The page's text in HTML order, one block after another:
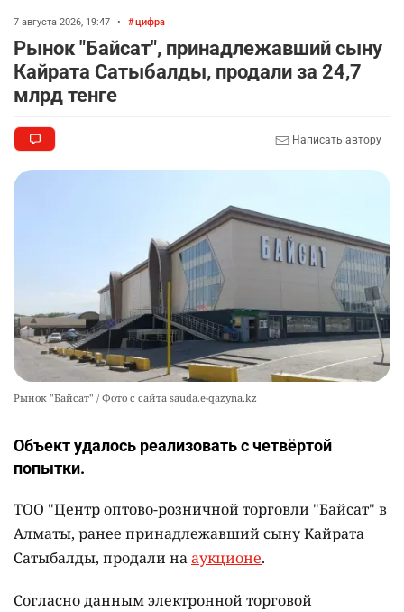
7 августа 2026, 19:47 • цифра
Рынок "Байсат", принадлежавший сыну
Кайрата Сатыбалды, продали за 24,7
млрд тенге
Написать автору
Рынок "Байсат" / Фото с сайта sauda.e-qazyna.kz
Объект удалось реализовать с четвёртой
попытки.
ТОО "Центр оптово-розничной торговли "Байсат" в
Алматы, ранее принадлежавший сыну Кайрата
Сатыбалды, продали нааукционе.
Согласно данным электронной торговой